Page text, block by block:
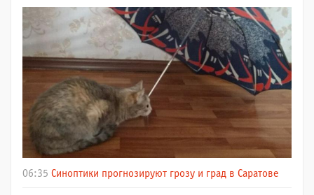
06:35 Синоптики прогнозируют грозу и град в Саратове